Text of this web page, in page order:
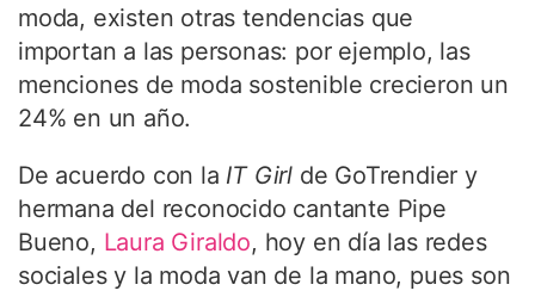
moda, existen otras tendencias que
importan a las personas: por ejemplo, las
menciones de moda sostenible crecieron un
24% en un año.
De acuerdo con la IT Girl de GoTrendier y
hermana del reconocido cantante Pipe
Bueno, Laura Giraldo, hoy en día las redes
sociales y la moda van de la mano, pues son